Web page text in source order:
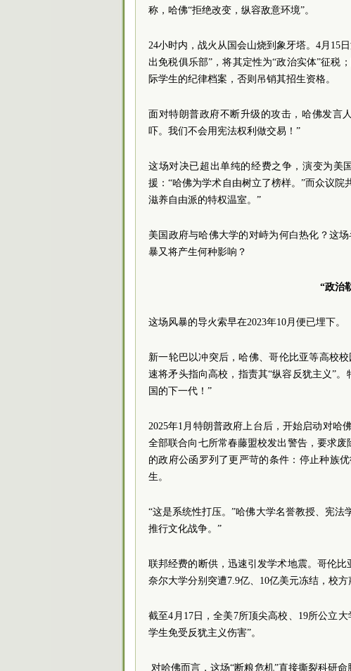
称，哈佛“拒绝改变，纵容敌意环境”。
24小时内，战火从国会山烧到象牙塔。4月15
出免税俱乐部”，将其定性为“政治实体”征税
际学生的纪律档案，否则吊销其招生资格。
面对特朗普政府不断升级的攻击，哈佛发言
吓。我们不会用宪法权利做交易！”
这场对决已超出单纯的经费之争，演变为美
援：“哈佛为学术自由树立了榜样。”而众议
滋养自由派的特权温室。”
美国政府与哈佛大学的对峙为何白热化？这
暴又将产生何种影响？
“政治
这场风暴的导火索早在2023年10月便已埋下。
新一轮巴以冲突后，哈佛、哥伦比亚等高校
速将矛头指向高校，指责其“纵容反犹主义”
国的下一代！”
2025年1月特朗普政府上台后，开始启动对哈
全部联合向七所常春藤盟校发出警告，要求
的政府公函罗列了更严苛的条件：停止种族
生。
“这是系统性打压。”哈佛大学名誉教授、宪法
推行文化战争。”
联邦经费的断供，迅速引发学术地震。哥伦
奈尔大学分别突遭7.9亿、10亿美元冻结，校方
截至4月17日，全美7所顶尖高校、19所公立
学生免受反犹主义伤害”。
对哈佛而言，这场“断粮危机”直接撕裂科研